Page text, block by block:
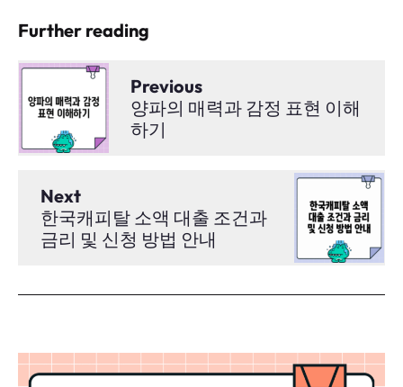
Further reading
Previous
양파의 매력과 감정 표현 이해
하기
Next
한국캐피탈 소액 대출 조건과
금리 및 신청 방법 안내